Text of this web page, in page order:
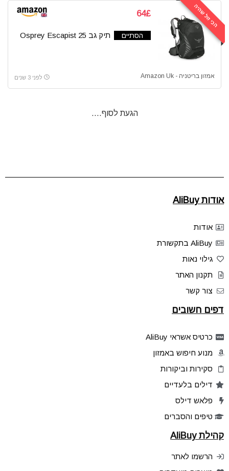
קמפינג וטיולים
רמקולים
שואבי אבק
שעונים
תיקים וארנקים
הכי זול שהיה 64£
הסתיים תיק גב Osprey Escapist 25
אמזון בריטניה - Amazon Uk לפני 3 שנים
הגעת לסוף....
אודות AliBuy
אודות
AliBuy בתקשורת
גילוי נאות
תקנון האתר
צור קשר
דפים חשובים
כרטיס אשראי AliBuy
מנוע חיפוש באמזון
סקירות וביקורות
דילים בלעדיים
פלאש דילס
טיפים והסברים
קהילת AliBuy
הרשמו לאתר